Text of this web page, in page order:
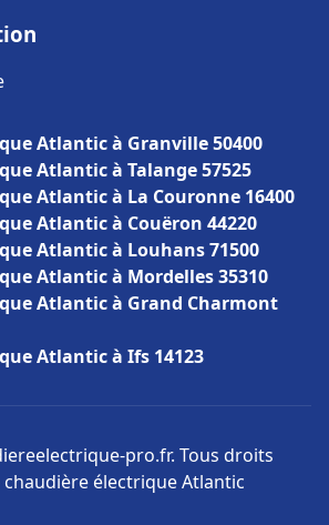
Atlantic à Granville 50400
Atlantic à Talange 57525
Atlantic à La Couronne 16400
Atlantic à Couëron 44220
Atlantic à Louhans 71500
Atlantic à Mordelles 35310
Atlantic à Grand Charmont
Atlantic à Ifs 14123
pro.fr. Tous droits
chaudière électrique Atlantic